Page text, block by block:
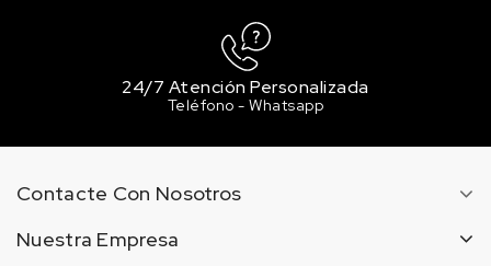
24/7 Atención Personalizada
Teléfono - Whatsapp
Contacte Con Nosotros
Nuestra Empresa